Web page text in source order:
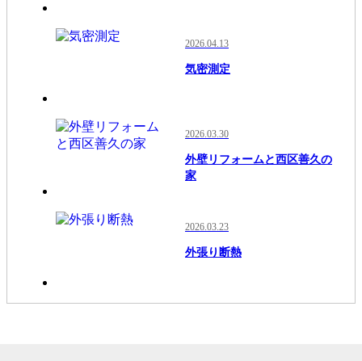
2026.04.13
気密測定
2026.03.30
外壁リフォームと西区善久の
家
2026.03.23
外張り断熱